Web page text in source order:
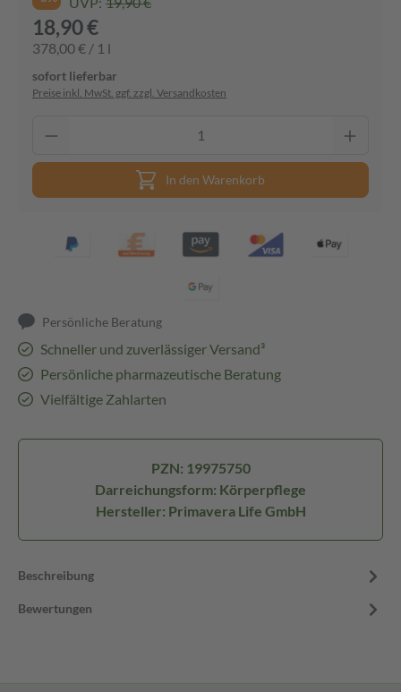
18,90 €
378,00 € / 1 l
sofort lieferbar
Preise inkl. MwSt. ggf. zzgl. Versandkosten
In den Warenkorb
Persönliche Beratung
Schneller und zuverlässiger Versand³
Persönliche pharmazeutische Beratung
Vielfältige Zahlarten
PZN: 19975750
Darreichungsform: Körperpflege
Hersteller: Primavera Life GmbH
Beschreibung
Bewertungen